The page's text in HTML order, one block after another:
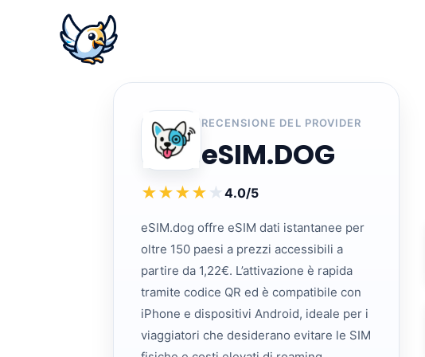
RECENSIONE DEL PROVIDER
eSIM.DOG
★★★★ ★4.0/5
eSIM.dog offre eSIM dati istantanee per
oltre 150 paesi a prezzi accessibili a
partire da 1,22€. L’attivazione è rapida
tramite codice QR ed è compatibile con
iPhone e dispositivi Android, ideale per i
viaggiatori che desiderano evitare le SIM